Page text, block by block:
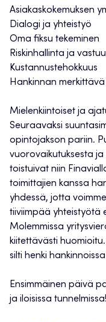
Asiakaskokemuksen
Dialogi ja yhteistyö
Oma fiksu tekeminen
Riskinhallinta ja
Kustannustehokkuus
Hankinnan
Mielenkiintoiset ja
Seuraavaksi
opintojakson pariin.
vuorovaikutuksesta
toistuivat niin
toimittajien kanssa
yhdessä, jotta
tiiviimpää yhteistyötä
Molemmissa
kiitettävästi
silti henki
Ensimmäinen päivä
ja iloisissa tunnelmissa!